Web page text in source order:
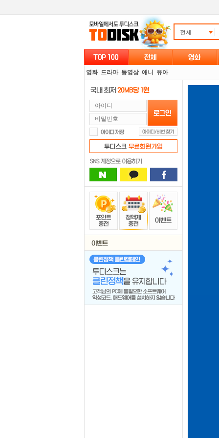
전체
영화 드라마 동영상 애니 유아